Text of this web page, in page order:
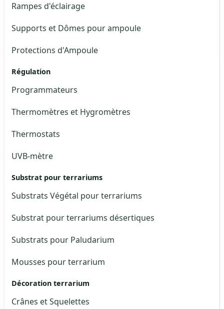
Rampes d'éclairage
Supports et Dômes pour ampoule
Protections d'Ampoule
Régulation
Programmateurs
Thermomètres et Hygromètres
Thermostats
UVB-mètre
Substrat pour terrariums
Substrats Végétal pour terrariums
Substrat pour terrariums désertiques
Substrats pour Paludarium
Mousses pour terrarium
Décoration terrarium
Crânes et Squelettes